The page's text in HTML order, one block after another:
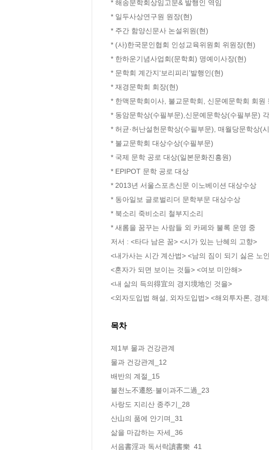
* 해송문학회상임고문& 발행인 역임
* 일두사상연구원 원장(현)
* 주간 함양신문사 논설위원(현)
* (사)한국문인협회 인성교육위원회 위원장(현)
* 한하운기념사업회(문학회) 명예이사장(현)
* 문학회 계간지‘보리피리’발행인(현)
* 재경문학회 회장(현)
* 한맥문학회이사, 불교문학회, 신문예문학회 회원
* 동암문학상(수필부문),신문예문학상(수필부문)
* 허균·허난설헌문학상(수필부문), 매월당문학상(
* 불교문학회 대상수상(수필부문)
* 국제 문학 공로 대상(일본문화진흥원)
* EPIPOT 문학 공로 대상
* 2013년 서울스포츠신문 이노베이션 대상수상
* 동아일보 글로벌리더 문학부문 대상수상
* 북소리 죽비소리 철부지소리
* 새롬을 꿈꾸는 사람들 외 카페와 불록 운영 중
저서 : <타다 남은 꿈> <시가 있는 난혜의 고향>
<내가사는 시간 계산법> <남의 짐이 되기 싫은 노
<혼자가 되면 보이는 것들> <여보 미안해>
<내 삶의 득의得宜의 경지境地인 것을>
<외자도입법 해설, 외자도입법> <해외투자론, 경
목차
제1부 물과 건강관계
물과 건강관계_12
배반의 계절_15
불천노不遷怒·불이과不二過_23
사랑도 지리산 종주기_28
산山의 품에 안기며_31
삶을 마감하는 자세_36
서음書淫과 독서락讀書樂_41